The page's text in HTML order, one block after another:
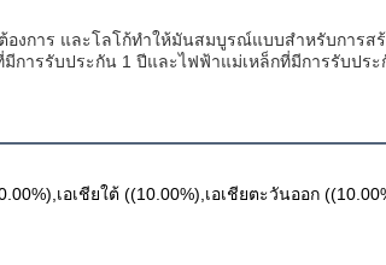
องการ และโลโก้ทําให้มันสมบูรณ์แบบสําหรับการส
การรับประกัน 1 ปีและไฟฟ้าแม่เหล็กที่มีการรับปร
เอเชียใต้ ((10.00%),เอเชียตะวันออก